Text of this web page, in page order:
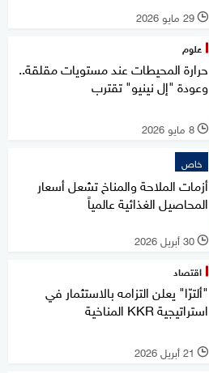
l 29 مايو 2026
علوم
حرارة المحيطات عند مستويات مقلقة..
وعودة "إل نينيو" تقترب
l 8 مايو 2026
خاص
أزمات الملاحة والمناخ تشعل أسعار
المحاصيل الغذائية عالمياً
l 30 أبريل 2026
اقتصاد
"ألترّا" يعلن التزامه بالاستثمار في
استراتيجية KKR المناخية
l 21 أبريل 2026